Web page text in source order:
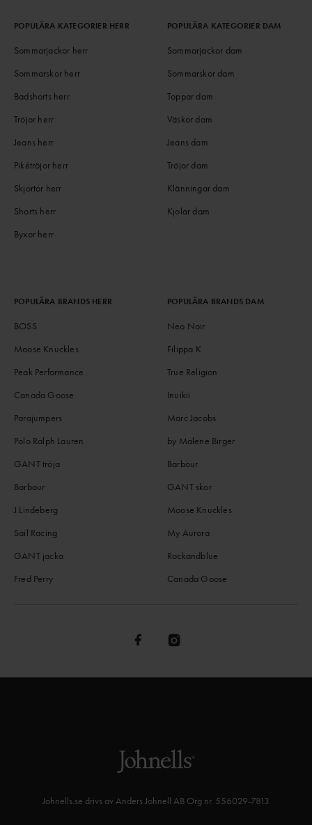
POPULÄRA KATEGORIER HERR
Sommarjackor herr
Sommarskor herr
Badshorts herr
Tröjor herr
Jeans herr
Pikétröjor herr
Skjortor herr
Shorts herr
Byxor herr
POPULÄRA KATEGORIER DAM
Sommarjackor dam
Sommarskor dam
Toppar dam
Väskor dam
Jeans dam
Tröjor dam
Klänningar dam
Kjolar dam
POPULÄRA BRANDS HERR
BOSS
Moose Knuckles
Peak Performance
Canada Goose
Parajumpers
Polo Ralph Lauren
GANT tröja
Barbour
J.Lindeberg
Sail Racing
GANT jacka
Fred Perry
POPULÄRA BRANDS DAM
Neo Noir
Filippa K
True Religion
Inuikii
Marc Jacobs
by Malene Birger
Barbour
GANT skor
Moose Knuckles
My Aurora
Rockandblue
Canada Goose
Johnells.se drivs av Anders Johnell AB Org nr. 556029-7813